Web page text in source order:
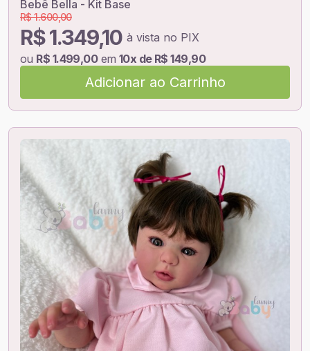
Bebê Bella - Kit Base
R$ 1.349,10 à vista no PIX
R$ 1.600,00
ou R$ 1.499,00em 10x de R$ 149,90
Adicionar ao Carrinho